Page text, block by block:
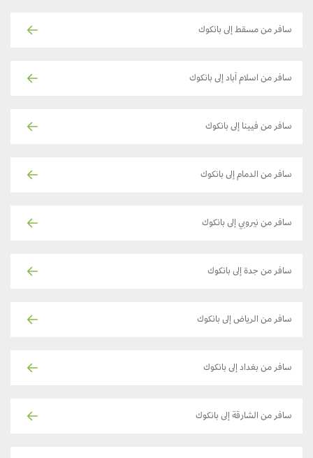
سافر من مسقط إلى بانكوك
سافر من اسلام آباد إلى بانكوك
سافر من فيينا إلى بانكوك
سافر من الدمام إلى بانكوك
سافر من نيروبي إلى بانكوك
سافر من جدة إلى بانكوك
سافر من الرياض إلى بانكوك
سافر من بغداد إلى بانكوك
سافر من الشارقة إلى بانكوك